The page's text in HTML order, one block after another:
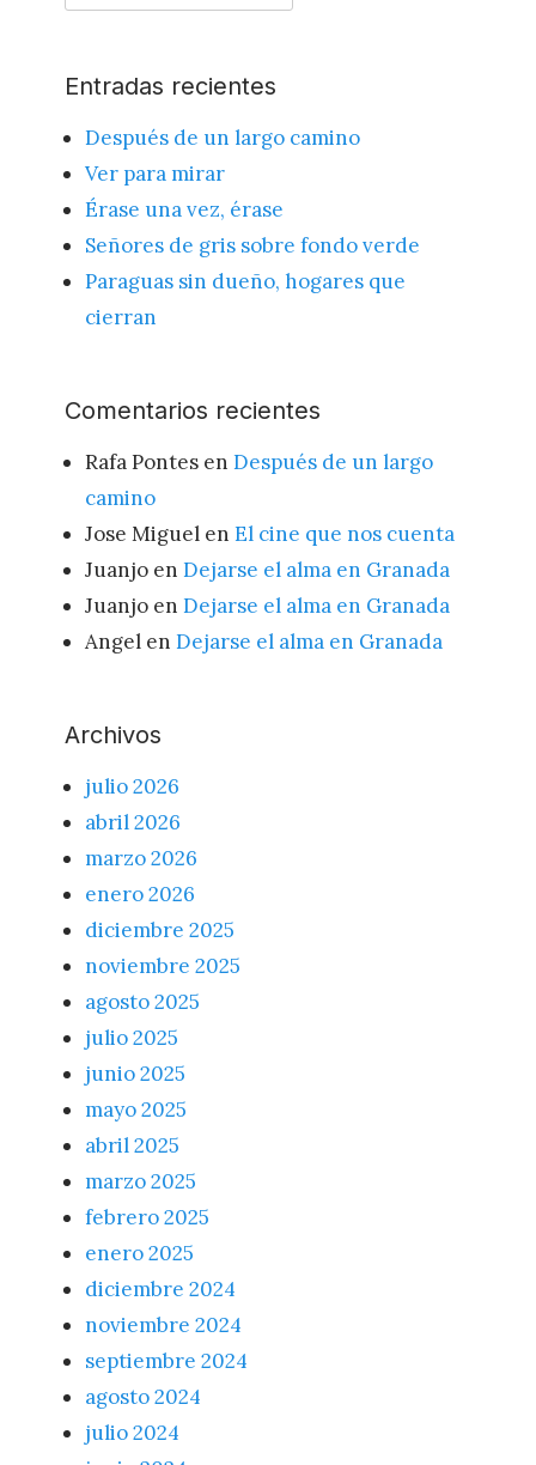
Entradas recientes
Después de un largo camino
Ver para mirar
Érase una vez, érase
Señores de gris sobre fondo verde
Paraguas sin dueño, hogares que
cierran
Comentarios recientes
Rafa Pontes en Después de un largo
camino
Jose Miguel en El cine que nos cuenta
Juanjo en Dejarse el alma en Granada
Juanjo en Dejarse el alma en Granada
Angel en Dejarse el alma en Granada
Archivos
julio 2026
abril 2026
marzo 2026
enero 2026
diciembre 2025
noviembre 2025
agosto 2025
julio 2025
junio 2025
mayo 2025
abril 2025
marzo 2025
febrero 2025
enero 2025
diciembre 2024
noviembre 2024
septiembre 2024
agosto 2024
julio 2024